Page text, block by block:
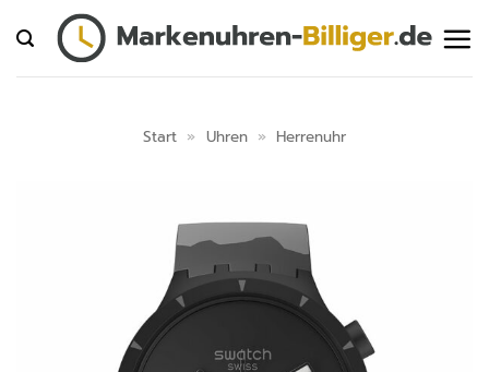
Inhalt
springen
Start » Uhren » Herrenuhr